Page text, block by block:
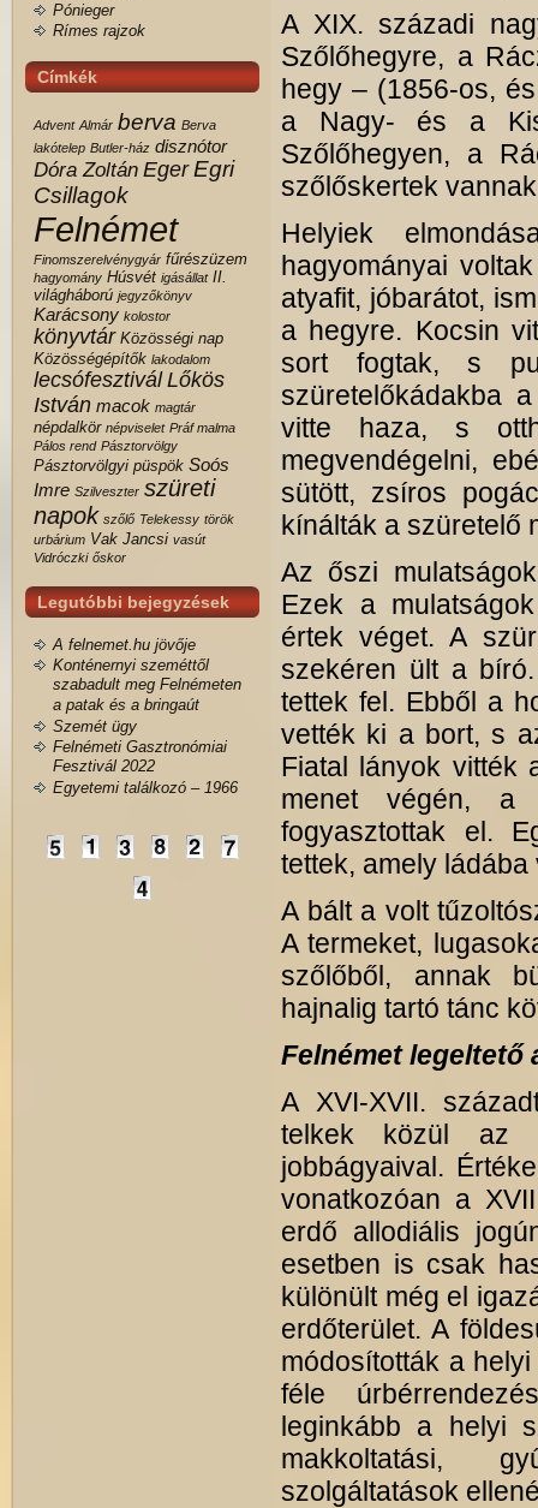
Pónieger
Rímes rajzok
Címkék
Advent Almár berva Berva
lakótelep Butler-ház disznótor
Dóra Zoltán Eger Egri
Csillagok
Felnémet
Finomszerelvénygyár fűrészüzem
hagyomány Húsvét igásállat II.
világháború jegyzőkönyv
Karácsony kolostor
könyvtár Közösségi nap
Közösségépítők lakodalom
lecsófesztivál Lőkös
István macok magtár
népdalkör népviselet Práf malma
Pálos rend Pásztorvölgy
Pásztorvölgyi püspök Soós
Imre Szilveszter szüreti
napok szőlő Telekessy török
urbárium Vak Jancsi vasút
Vidróczki őskor
Legutóbbi bejegyzések
A felnemet.hu jövője
Konténernyi szeméttől
szabadult meg Felnémeten
a patak és a bringaút
Szemét ügy
Felnémeti Gasztronómiai
Fesztivál 2022
Egyetemi találkozó – 1966
A XIX. századi
Szőlőhegyre, a
hegy – (1856-os,
a Nagy- és a
Szőlőhegyen, a
szőlőskertek
Helyiek
hagyományai
atyafit, jóbarátot,
a hegyre. Kocsin
sort fogtak, s
szüretelőkádakba
vitte haza, s
megvendégelni,
sütött, zsíros
kínálták a szüretelő
Az őszi
Ezek a
értek véget. A
szekéren ült a
tettek fel. Ebből a
vették ki a bort, s
Fiatal lányok vitték
menet végén, a
fogyasztottak el.
tettek, amely
A bált a volt
A termeket,
szőlőből, annak
hajnalig tartó tánc
Felnémet legeltető
A XVI-XVII.
telkek közül az
jobbágyaival.
vonatkozóan a
erdő allodiális
esetben is csak
különült még el
erdőterület. A
módosították a
féle
leginkább a helyi
makkoltatási,
szolgáltatások